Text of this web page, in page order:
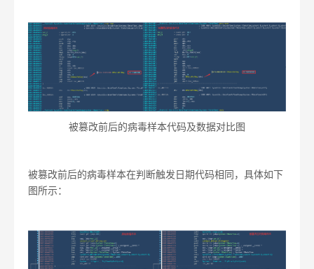
被篡改前后的病毒样本代码及数据对比图
被篡改前后的病毒样本在判断触发日期代码相同，具体如下
图所示：